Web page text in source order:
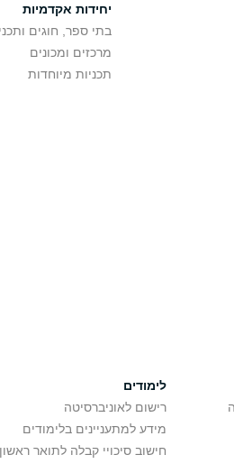
יחידות אקדמיות
בתי ספר, חוגים
מרכזים ומכונים
תכניות מיוחדות
לימודים
רישום לאוניברסיטה
מידע למתעניינים בלימודים
חישוב סיכויי קבלה לתואר ראשון